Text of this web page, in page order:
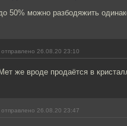
50% можно разбодяжить
отправлено 26.08.20 23:10
Мет же вроде продаётся в
отправлено 26.08.20 23:47